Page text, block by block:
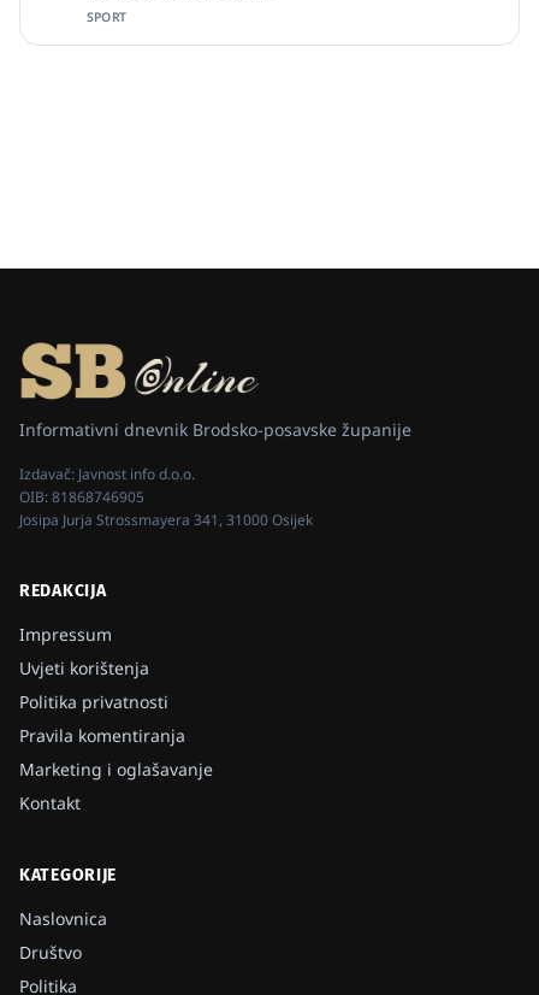
SPORT
Informativni dnevnik Brodsko-posavske županije
Izdavač: Javnost info d.o.o.
OIB:81868746905
Josipa Jurja Strossmayera 341, 31000 Osijek
REDAKCIJA
Impressum
Uvjeti korištenja
Politika privatnosti
Pravila komentiranja
Marketing i oglašavanje
Kontakt
KATEGORIJE
Naslovnica
Društvo
Politika